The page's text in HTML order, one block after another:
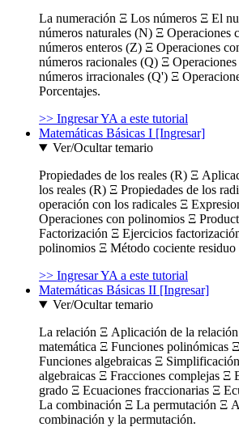
La numeración Ξ Los números Ξ El
números naturales (N) Ξ Operaciones
números enteros (Z) Ξ Operaciones
números racionales (Q) Ξ
números irracionales (Q') Ξ
Porcentajes.
>> Ingresar YA a este tutorial
Matemáticas Básicas I [Ingresar]
Ver/Ocultar temario
Propiedades de los reales (R) Ξ
los reales (R) Ξ Propiedades de los
operación con los radicales Ξ
Operaciones con polinomios Ξ
Factorización Ξ Ejercicios
polinomios Ξ Método cociente
>> Ingresar YA a este tutorial
Matemáticas Básicas II [Ingresar]
Ver/Ocultar temario
La relación Ξ Aplicación de la
matemática Ξ Funciones polinómicas
Funciones algebraicas Ξ
algebraicas Ξ Fracciones complejas Ξ
grado Ξ Ecuaciones fraccionarias Ξ
La combinación Ξ La permutación Ξ
combinación y la permutación.